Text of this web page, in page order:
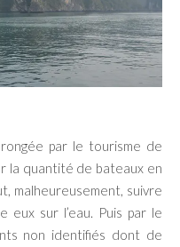
par le tourisme de
la quantité de bateaux en
malheureusement, suivre
sur l’eau. Puis par le
non identifiés dont de